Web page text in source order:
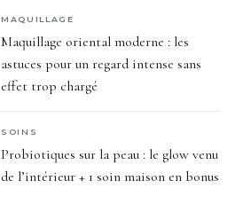
MAQUILLAGE
Maquillage oriental moderne : les
astuces pour un regard intense sans
effet trop chargé
SOINS
Probiotiques sur la peau : le glow venu
de l’intérieur + 1 soin maison en bonus